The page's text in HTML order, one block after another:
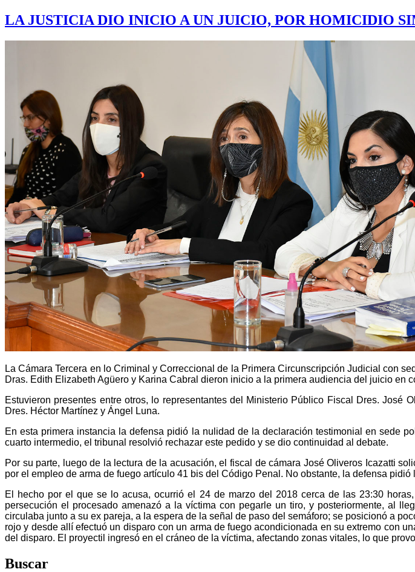
LA JUSTICIA DIO INICIO A UN JUICIO, POR HOMICIDIO
La Cámara Tercera en lo Criminal y Correccional de la Primera Circunscripción Judicial con
Dras. Edith Elizabeth Agüero y Karina Cabral dieron inicio a la primera audiencia del juicio en
Estuvieron presentes entre otros, lo representantes del Ministerio Público Fiscal Dres.
Dres. Héctor Martínez y Ángel Luna.
En esta primera instancia la defensa pidió la nulidad de la declaración testimonial en sede
cuarto intermedio, el tribunal resolvió rechazar este pedido y se dio continuidad al debate.
Por su parte, luego de la lectura de la acusación, el fiscal de cámara José Oliveros Icazatti
por el empleo de arma de fuego artículo 41 bis del Código Penal. No obstante, la defensa
El hecho por el que se lo acusa, ocurrió el 24 de marzo del 2018 cerca de las 23:30
persecución el procesado amenazó a la víctima con pegarle un tiro, y posteriormente, al
circulaba junto a su ex pareja, a la espera de la señal de paso del semáforo; se posicionó a
rojo y desde allí efectuó un disparo con un arma de fuego acondicionada en su extremo con
del disparo. El proyectil ingresó en el cráneo de la víctima, afectando zonas vitales, lo que
Buscar